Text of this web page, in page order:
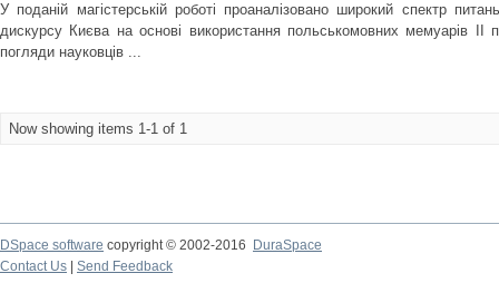
У поданій магістерській роботі проаналізовано широкий спектр
дискурсу Києва на основі використання польськомовних мемуарів
погляди науковців ...
Now showing items 1-1 of 1
DSpace software copyright © 2002-2016
DuraSpace
Contact Us
Send Feedback